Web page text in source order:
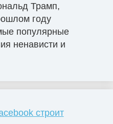
Трамп,
году
популярные
ненависти и
строит